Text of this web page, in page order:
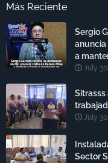
Más Reciente
Sergio
anuncia
a
July
Sitrasss
July
Sector